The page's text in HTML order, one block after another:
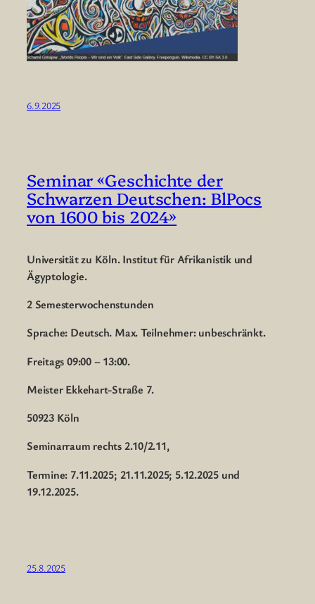
6.9.2025
Seminar «Geschichte der
Schwarzen Deutschen: BlPocs
von 1600 bis 2024»
Universität zu Köln. Institut für Afrikanistik und
Ägyptologie.
2 Semesterwochenstunden
Sprache: Deutsch. Max. Teilnehmer: unbeschränkt.
Freitags 09:00 – 13:00.
Meister Ekkehart-Straße 7.
50923 Köln
Seminarraum rechts 2.10/2.11,
Termine: 7.11.2025; 21.11.2025; 5.12.2025 und
19.12.2025.
25.8.2025